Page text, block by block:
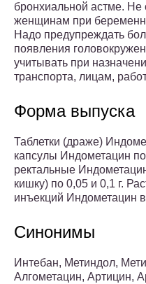
бронхиальной астме. Не
женщинам при
Надо предупреждать
появления
учитывать при
транспорта, лицам,
Форма выпуска
Таблетки (драже)
капсулы Индометацин
ректальные
кишку) по 0,05 и 0,1 г.
инъекций Индометацин
Синонимы
Интебан, Метиндол,
Алгометацин, Артицин,